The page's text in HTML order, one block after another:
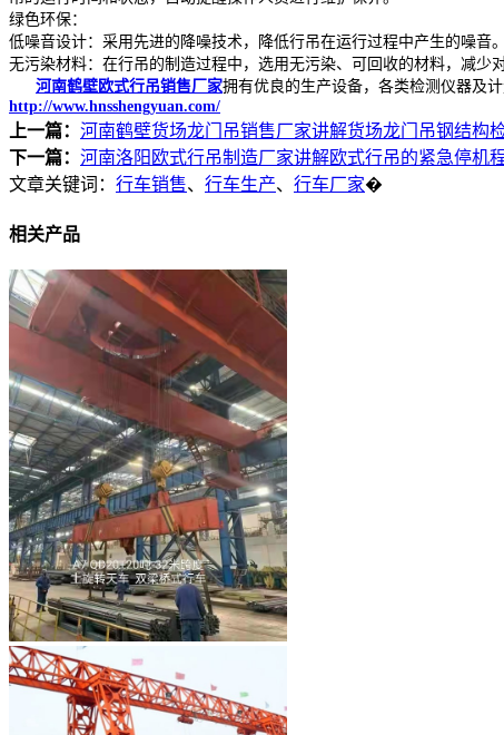
绿色环保：
低噪音设计：采用先进的降噪技术，降低行吊在运行过程中产生的噪音
无污染材料：在行吊的制造过程中，选用无污染、可回收的材料，减少
河南鹤壁欧式行吊销售厂家拥有优良的生产设备，各类检测仪器及
http://www.hnsshengyuan.com/
上一篇： 河南鹤壁货场龙门吊销售厂家讲解货场龙门吊钢结构
下一篇： 河南洛阳欧式行吊制造厂家讲解欧式行吊的紧急停机
文章关键词： 行车销售、 行车生产、 行车厂家�
相关产品